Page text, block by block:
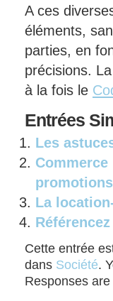
A ces
éléments,
parties, en
précisions.
à la fois le
Entrées
Les
promotions
La
Cette entrée
dans Société.
Responses